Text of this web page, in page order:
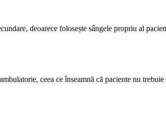
deoarece folosește sângele propriu al
ceea ce înseamnă că paciente nu trebuie